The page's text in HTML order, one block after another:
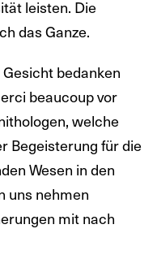
leisten. Die
das Ganze.
bedanken
beaucoup vor
welche
Begeisterung für die
Wesen in den
uns nehmen
mit nach